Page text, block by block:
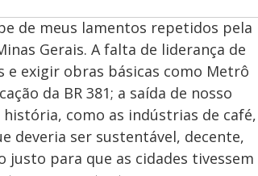
de meus lamentos repetidos pela
Gerais. A falta de liderança de
e exigir obras básicas como Metrô
da BR 381; a saída de nosso
como as indústrias de café,
deveria ser sustentável, decente,
justo para que as cidades tivessem